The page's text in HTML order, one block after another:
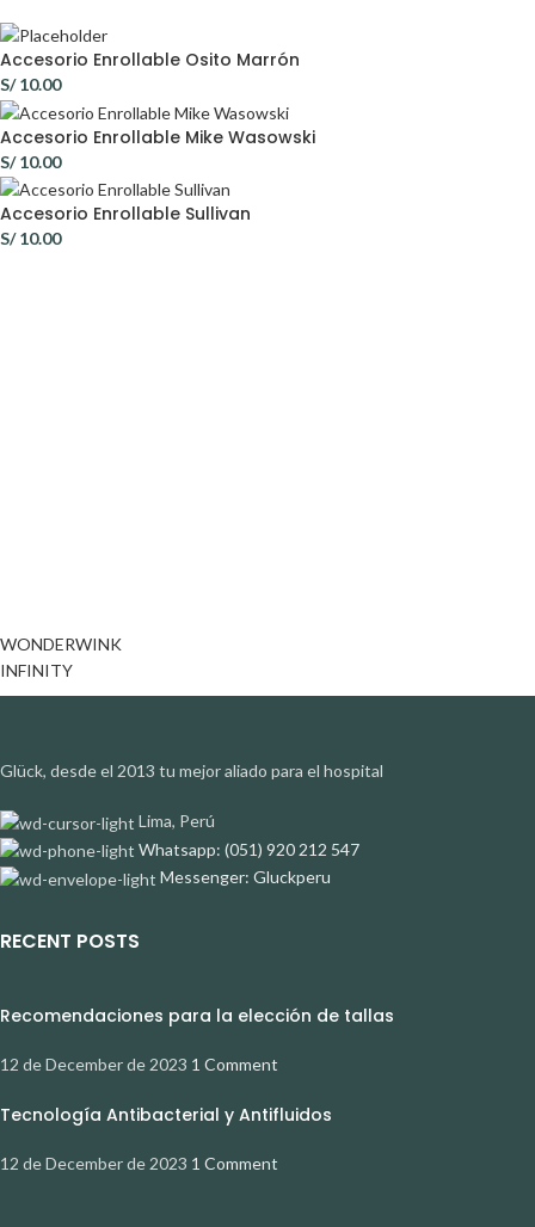
Accesorio Enrollable Osito Marrón
S/10.00
Accesorio Enrollable Mike Wasowski
S/10.00
Accesorio Enrollable Sullivan
S/10.00
WONDERWINK
INFINITY
Glück, desde el 2013 tu mejor aliado para el hospital
Lima, Perú
Whatsapp: (051) 920 212 547
Messenger: Gluckperu
RECENT POSTS
Recomendaciones para la elección de tallas
12 de December de 2023 1 Comment
Tecnología Antibacterial y Antifluidos
12 de December de 2023 1 Comment